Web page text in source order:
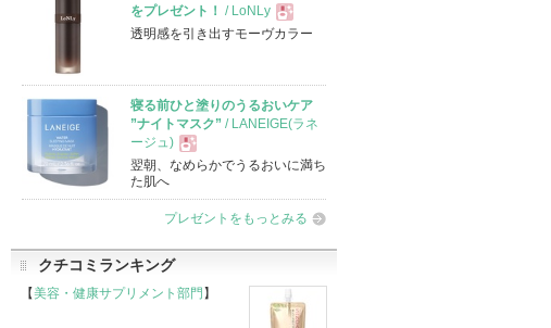
をプレゼント！
/ LoNLy
現
透明感を引き出すモーヴカラー
寝る前ひと塗りのうるおいケア
”ナイトマスク” / LANEIGE(ラネ
ージュ)
現
品
翌朝、なめらかでうるおいに満ち
た肌へ
プレゼントをもっとみる
クチコミランキング
【美容・健康サプリメント部門 】